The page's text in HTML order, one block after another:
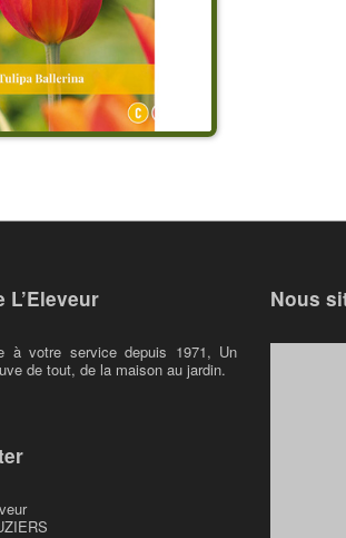
L’Eleveur
à votre service depuis 1971, Un
de tout, de la maison au jardin.
Nous